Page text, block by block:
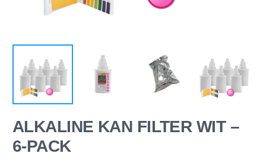
ALKALINE KAN FILTER WIT –
6-PACK